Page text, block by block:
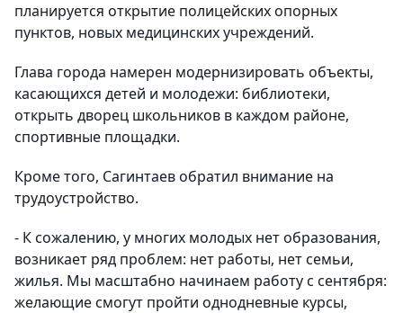
планируется открытие полицейских опорных
пунктов, новых медицинских учреждений.
Глава города намерен модернизировать объекты,
касающихся детей и молодежи: библиотеки,
открыть дворец школьников в каждом районе,
спортивные площадки.
Кроме того, Сагинтаев обратил внимание на
трудоустройство.
- К сожалению, у многих молодых нет образования,
возникает ряд проблем: нет работы, нет семьи,
жилья. Мы масштабно начинаем работу с сентября:
желающие смогут пройти однодневные курсы,